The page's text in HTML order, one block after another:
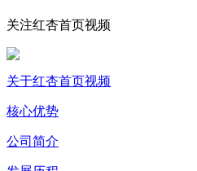
关注红杏首页视频
关于红杏首页视频
核心优势
公司简介